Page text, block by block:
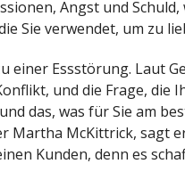
Angst und Schuld,
Sie verwendet, um zu
einer Essstörung. Laut
und die Frage, die
das, was für Sie am
McKittrick, sagt er
Kunden, denn es